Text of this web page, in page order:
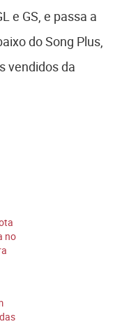
e GS, e passa a
do Song Plus,
vendidos da
no